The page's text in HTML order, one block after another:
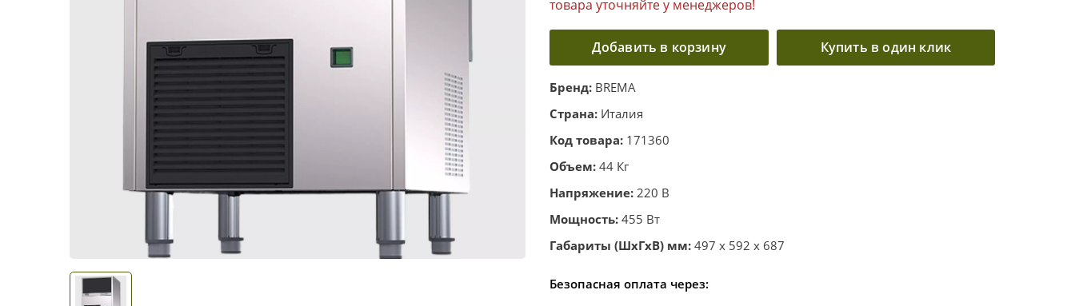
товара уточняйте у менеджеров!
Добавить в корзину Купить в один клик
Бренд: BREMA
Страна: Италия
Код товара: 171360
Объем: 44 Кг
Напряжение: 220 В
Мощность: 455 Вт
Габариты (ШхГхВ) мм: 497 x 592 x 687
Безопасная оплата через: